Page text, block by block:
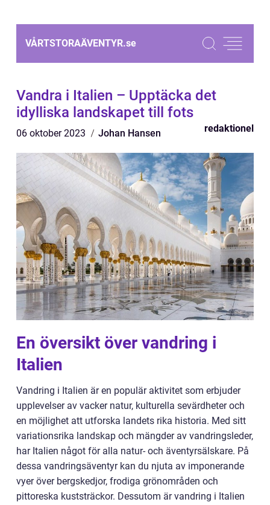
VÅRTSTORAÄVENTYR.se
Vandra i Italien – Upptäcka det
idylliska landskapet till fots
06 oktober 2023 Johan Hansen redaktionel
En översikt över vandring i
Italien
Vandring i Italien är en populär aktivitet som erbjuder
upplevelser av vacker natur, kulturella sevärdheter och
en möjlighet att utforska landets rika historia. Med sitt
variationsrika landskap och mängder av vandringsleder,
har Italien något för alla natur- och äventyrsälskare. På
dessa vandringsäventyr kan du njuta av imponerande
vyer över bergskedjor, frodiga grönområden och
pittoreska kuststräckor. Dessutom är vandring i Italien